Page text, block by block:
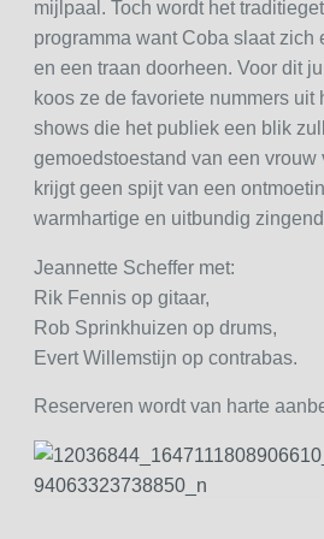
mijlpaal. Toch wordt het
programma want Coba slaat zich
en een traan doorheen. Voor dit
koos ze de favoriete nummers uit
shows die het publiek een blik
gemoedstoestand van een vrouw
krijgt geen spijt van een
warmhartige en uitbundig
Jeannette Scheffer met:
Rik Fennis op gitaar,
Rob Sprinkhuizen op drums,
Evert Willemstijn op contrabas.
Reserveren wordt van harte